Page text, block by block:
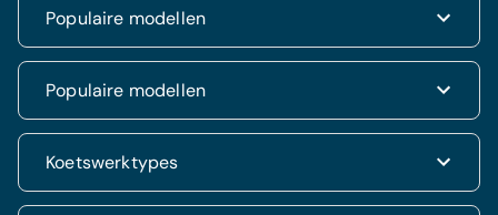
Renault
Dacia
Volkswagen
Hyundai
Mercedes
Populaire modellen
Renault Clio
Fiat 500
Hyundai Tucson
Kia Rio
Populaire modellen
Hyundai i20
Koetswerktypes